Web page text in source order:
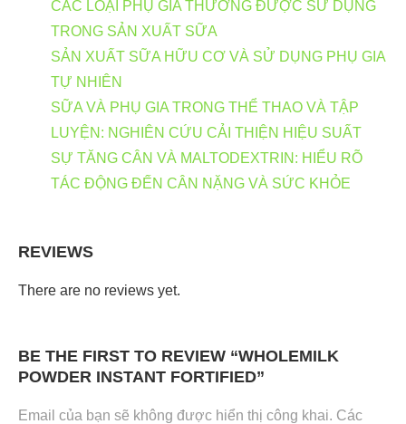
CÁC LOẠI PHỤ GIA THƯỜNG ĐƯỢC SỬ DỤNG
TRONG SẢN XUẤT SỮA
SẢN XUẤT SỮA HỮU CƠ VÀ SỬ DỤNG PHỤ GIA
TỰ NHIÊN
SỮA VÀ PHỤ GIA TRONG THỂ THAO VÀ TẬP
LUYỆN: NGHIÊN CỨU CẢI THIỆN HIỆU SUẤT
SỰ TĂNG CÂN VÀ MALTODEXTRIN: HIỂU RÕ
TÁC ĐỘNG ĐẾN CÂN NẶNG VÀ SỨC KHỎE
REVIEWS
There are no reviews yet.
BE THE FIRST TO REVIEW “WHOLEMILK
POWDER INSTANT FORTIFIED”
Email của bạn sẽ không được hiển thị công khai. Các